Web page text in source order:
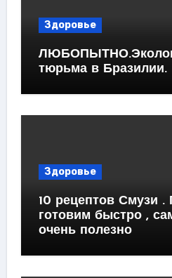
Здоровье
тюрьма в Бразилии.
Здоровье
10 рецептов Смузи .
готовим быстро ,
очень полезно